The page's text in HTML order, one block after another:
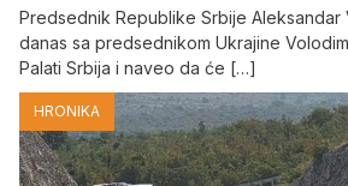
Predsednik Republike Srbije Aleksandar
danas sa predsednikom Ukrajine
Palati Srbija i naveo da će […]
HRONIKA